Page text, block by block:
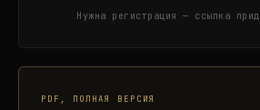
Нужна регистрация — ссылка
PDF, ПОЛНАЯ ВЕРСИЯ